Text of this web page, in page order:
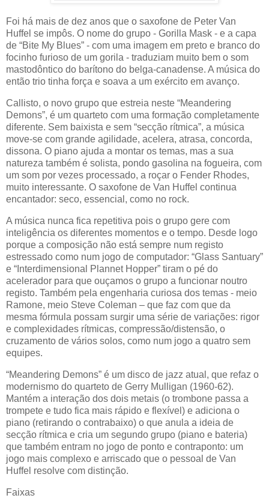
Foi há mais de dez anos que o saxofone de Peter Van
Huffel se impôs. O nome do grupo - Gorilla Mask - e a capa
de “Bite My Blues” - com uma imagem em preto e branco do
focinho furioso de um gorila - traduziam muito bem o som
mastodôntico do barítono do belga-canadense. A música do
então trio tinha força e soava a um exército em avanço.
Callisto, o novo grupo que estreia neste “Meandering
Demons”, é um quarteto com uma formação completamente
diferente. Sem baixista e sem “secção rítmica”, a música
move-se com grande agilidade, acelera, atrasa, concorda,
dissona. O piano ajuda a montar os temas, mas a sua
natureza também é solista, pondo gasolina na fogueira, com
um som por vezes processado, a roçar o Fender Rhodes,
muito interessante. O saxofone de Van Huffel continua
encantador: seco, essencial, como no rock.
A música nunca fica repetitiva pois o grupo gere com
inteligência os diferentes momentos e o tempo. Desde logo
porque a composição não está sempre num registo
estressado como num jogo de computador: “Glass Santuary”
e “Interdimensional Plannet Hopper” tiram o pé do
acelerador para que ouçamos o grupo a funcionar noutro
registo. Também pela engenharia curiosa dos temas - meio
Ramone, meio Steve Coleman – que faz com que da
mesma fórmula possam surgir uma série de variações: rigor
e complexidades rítmicas, compressão/distensão, o
cruzamento de vários solos, como num jogo a quatro sem
equipes.
“Meandering Demons” é um disco de jazz atual, que refaz o
modernismo do quarteto de Gerry Mulligan (1960-62).
Mantém a interação dos dois metais (o trombone passa a
trompete e tudo fica mais rápido e flexível) e adiciona o
piano (retirando o contrabaixo) o que anula a ideia de
secção rítmica e cria um segundo grupo (piano e bateria)
que também entram no jogo de ponto e contraponto: um
jogo mais complexo e arriscado que o pessoal de Van
Huffel resolve com distinção.
Faixas